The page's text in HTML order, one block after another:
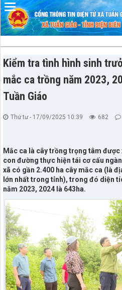
Kiểm tra tình hình sinh
mắc ca trồng năm 2023,
Tuần Giáo
Thứ tư - 17/09/2025 10:39 682
Mắc ca là cây trồng trọng tâm
con đường thực hiện tái cơ cấu
xã có gần 2.400 ha cây mắc ca (là
lớn nhất trong tỉnh), trong đó diện
năm 2023, 2024 là 643ha.
Đã kết nối EMC